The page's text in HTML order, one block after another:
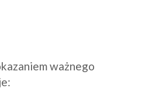
ważnego